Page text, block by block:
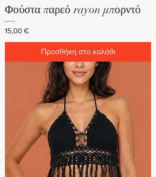
Φούστα παρεό rayon μπορντό
Τιμή
15,00 €
Προσθήκη στο καλάθι